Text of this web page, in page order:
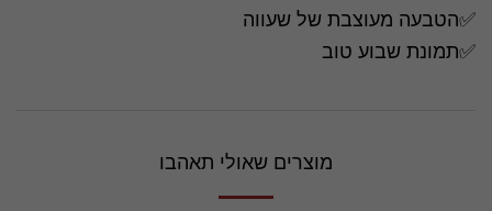
✅הטבעה מעוצבת של שעווה
✅תמונת שבוע טוב
מוצרים שאולי תאהבו